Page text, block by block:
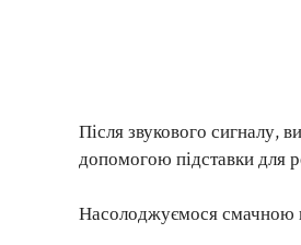
Після звукового сигналу,
допомогою підставки для
Насолоджуємося смачною